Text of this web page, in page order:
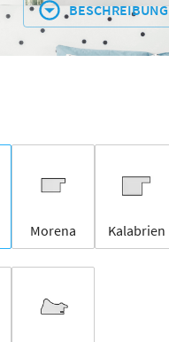
BESCHREIBUNG
Morena Kalabrien